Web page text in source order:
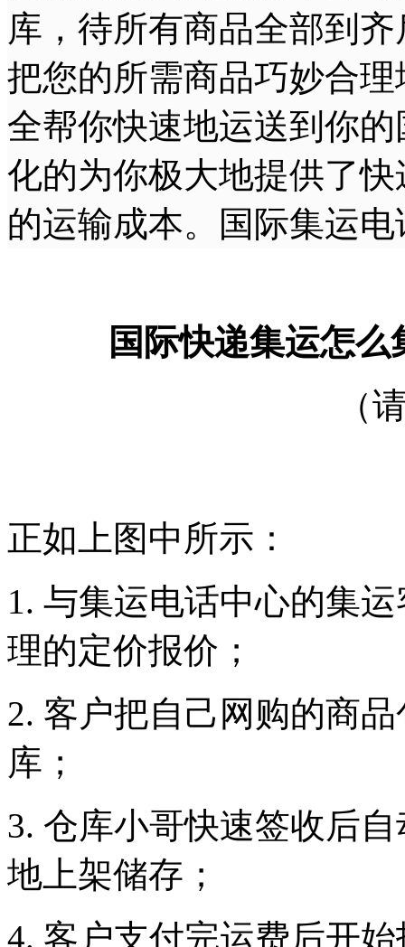
库，待所有商品全部到
把您的所需商品巧妙合
全帮你快速地运送到你
化的为你极大地提供了
的运输成本。国际集运
国际快递集运怎
（
正如上图中所示：
1. 与集运电话中心的集
理的定价报价；
2. 客户把自己网购的商
库；
3. 仓库小哥快速签收后
地上架储存；
4. 客户支付完运费后开